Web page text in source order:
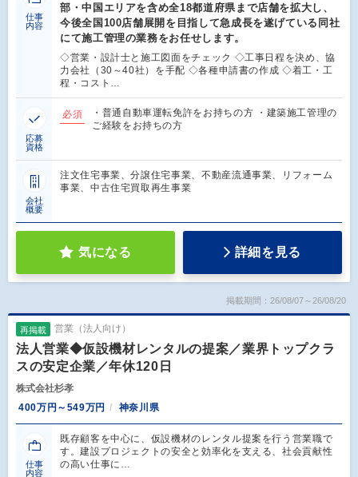
仕事
内容
部・中国エリアを含め全18都道府県まで店舗を拡大し、
今後全国100店舗展開を目指して急成長を遂げている同社
にて施工管理の業務をお任せします。
◇営業・設計士と施工図面をチェック ◇工事日程を決め、協
力会社（30～40社）を手配 ◇各種申請書の作成 ◇着工・工
程・コスト…
応募
資格
必須
・普通自動車運転免許をお持ちの方 ・建築施工管理の
ご経験をお持ちの方
会社
概要
注文住宅事業、分譲住宅事業、不動産流通事業、リフォーム
事業、中古住宅買取再生事業
気になる 詳細を見る
掲載期間：26/08/07～26/08/20
再掲載 営業（法人向け）
法人営業◆仮設機材レンタルの提案／業界トップクラ
スの安定企業／年休120日
株式会社杉孝
400万円～549万円
神奈川県
仕事
内容
既存顧客を中心に、仮設機材のレンタル提案を行う営業職で
す。建設プロジェクトの安全と効率化を支える、社会貢献性
の高い仕事に…